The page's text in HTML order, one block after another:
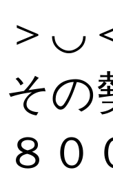
＞◡
その
８